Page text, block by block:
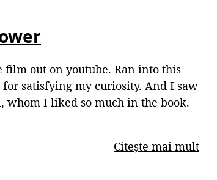
film out on youtube. Ran into this
satisfying my curiosity. And I saw
whom I liked so much in the book.
Citește mai mult